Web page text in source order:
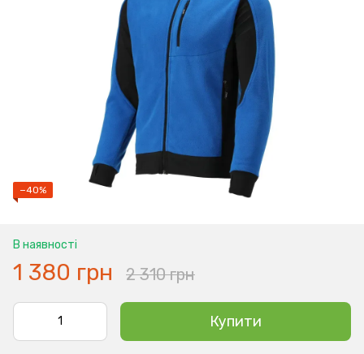
−40%
В наявності
1 380 грн 2 310 грн
Купити